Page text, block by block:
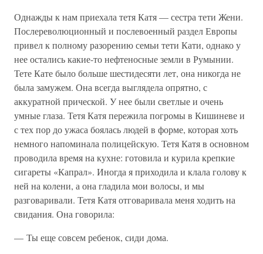
Однажды к нам приехала тетя Катя — сестра тети Жени.
Послереволюционный и послевоенный раздел Европы
привел к полному разорению семьи тети Кати, однако у
нее остались какие-то нефтеносные земли в Румынии.
Тете Кате было больше шестидесяти лет, она никогда не
была замужем. Она всегда выглядела опрятно, с
аккуратной прической. У нее были светлые и очень
умные глаза. Тетя Катя пережила погромы в Кишиневе и
с тех пор до ужаса боялась людей в форме, которая хоть
немного напоминала полицейскую. Тетя Катя в основном
проводила время на кухне: готовила и курила крепкие
сигареты «Капрал». Иногда я приходила и клала голову к
ней на колени, а она гладила мои волосы, и мы
разговаривали. Тетя Катя отговаривала меня ходить на
свидания. Она говорила:
— Ты еще совсем ребенок, сиди дома.